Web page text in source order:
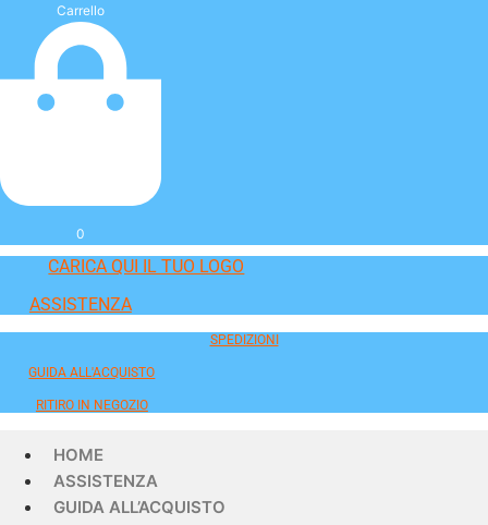
Carrello
0
CARICA QUI IL TUO LOGO
ASSISTENZA
SPEDIZIONI
GUIDA ALL'ACQUISTO
RITIRO IN NEGOZIO
HOME
ASSISTENZA
GUIDA ALL’ACQUISTO